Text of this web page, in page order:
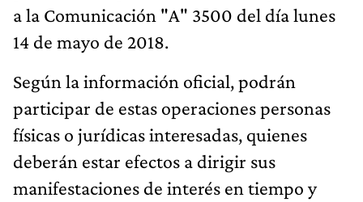
a la Comunicación "A" 3500 del día lunes
14 de mayo de 2018.
Según la información oficial, podrán
participar de estas operaciones personas
físicas o jurídicas interesadas, quienes
deberán estar efectos a dirigir sus
manifestaciones de interés en tiempo y